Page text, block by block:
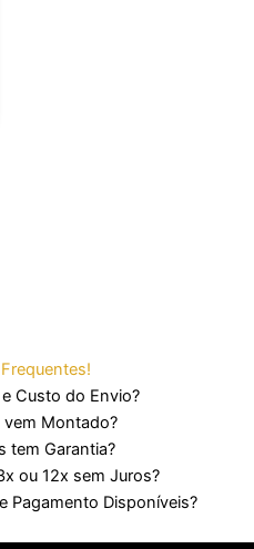
Custo do Envio?
vem Montado?
tem Garantia?
ou 12x sem Juros?
Pagamento Disponíveis?